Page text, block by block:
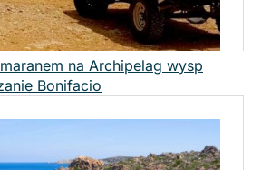
na Archipelag wysp
Bonifacio